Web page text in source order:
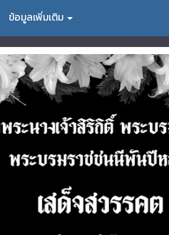
ข้อมูลเพิ่มเติม